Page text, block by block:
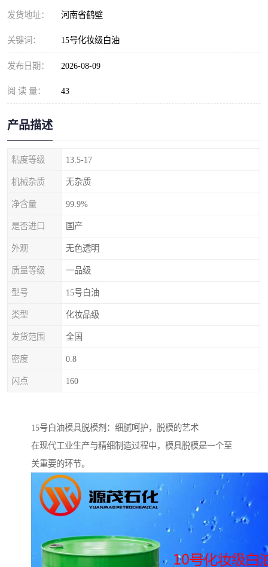
发货地址： 河南省鹤壁
关键词： 15号化妆级白油
发布日期： 2026-08-09
阅 读 量： 43
产品描述
粘度等级 13.5-17
机械杂质 无杂质
净含量 99.9%
是否进口 国产
外观 无色透明
质量等级 一品级
型号 15号白油
类型 化妆品级
发货范围 全国
密度 0.8
闪点 160
15号白油模具脱模剂：细腻呵护，脱模的艺术
在现代工业生产与精细制造过程中，模具脱模是一个至
关重要的环节。